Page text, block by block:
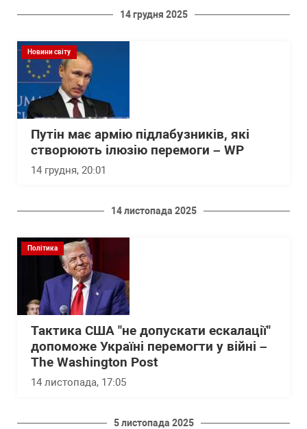
14 грудня 2025
Новини світу
Путін має армію підлабузників, які
створюють ілюзію перемоги – WP
14 грудня, 20:01
14 листопада 2025
Політика
Тактика США "не допускати ескалації"
допоможе Україні перемогти у війні –
The Washington Post
14 листопада, 17:05
5 листопада 2025